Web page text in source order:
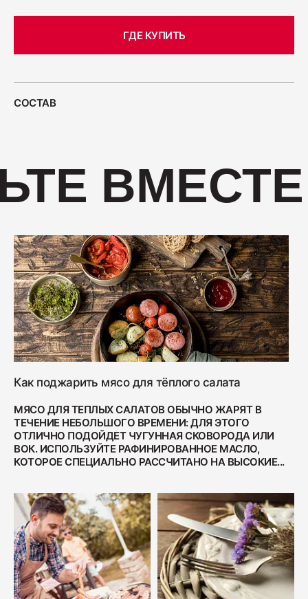
ГДЕ КУПИТЬ
СОСТАВ
Как поджарить мясо для тёплого салата
МЯСО ДЛЯ ТЕПЛЫХ САЛАТОВ ОБЫЧНО ЖАРЯТ В
ТЕЧЕНИЕ НЕБОЛЬШОГО ВРЕМЕНИ: ДЛЯ ЭТОГО
ОТЛИЧНО ПОДОЙДЕТ ЧУГУННАЯ СКОВОРОДА ИЛИ
ВОК. ИСПОЛЬЗУЙТЕ РАФИНИРОВАННОЕ МАСЛО,
КОТОРОЕ СПЕЦИАЛЬНО РАССЧИТАНО НА ВЫСОКИЕ...